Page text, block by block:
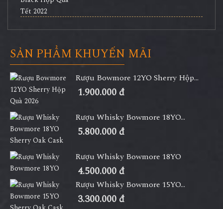
SẢN PHẨM KHUYẾN MÃI
Rượu Bowmore 12YO Sherry Hộp...
1.900.000 đ
Rượu Whisky Bowmore 18YO...
5.800.000 đ
Rượu Whisky Bowmore 18YO
4.500.000 đ
Rượu Whisky Bowmore 15YO...
3.300.000 đ